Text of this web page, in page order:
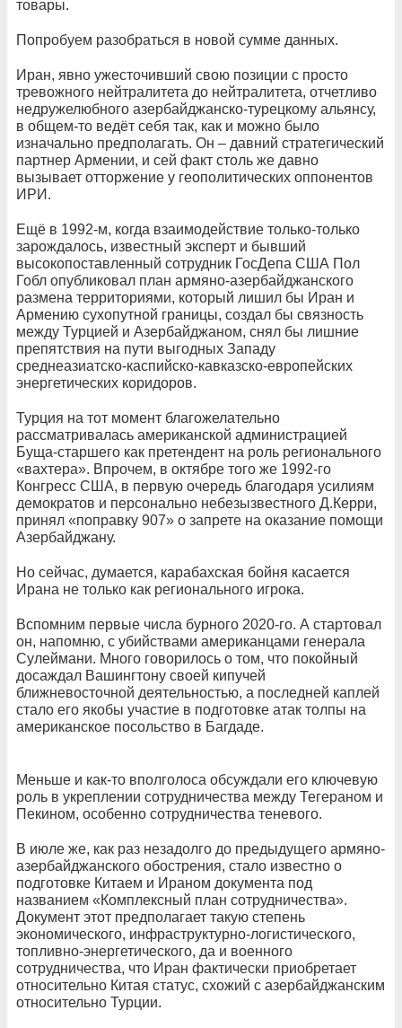
товары.
Попробуем разобраться в новой сумме данных.
Иран, явно ужесточивший свою позиции с просто
тревожного нейтралитета до нейтралитета, отчетливо
недружелюбного азербайджанско-турецкому альянсу,
в общем-то ведёт себя так, как и можно было
изначально предполагать. Он – давний стратегический
партнер Армении, и сей факт столь же давно
вызывает отторжение у геополитических оппонентов
ИРИ.
Ещё в 1992-м, когда взаимодействие только-только
зарождалось, известный эксперт и бывший
высокопоставленный сотрудник ГосДепа США Пол
Гобл опубликовал план армяно-азербайджанского
размена территориями, который лишил бы Иран и
Армению сухопутной границы, создал бы связность
между Турцией и Азербайджаном, снял бы лишние
препятствия на пути выгодных Западу
среднеазиатско-каспийско-кавказско-европейских
энергетических коридоров.
Турция на тот момент благожелательно
рассматривалась американской администрацией
Буща-старшего как претендент на роль регионального
«вахтера». Впрочем, в октябре того же 1992-го
Конгресс США, в первую очередь благодаря усилиям
демократов и персонально небезызвестного Д.Керри,
принял «поправку 907» о запрете на оказание помощи
Азербайджану.
Но сейчас, думается, карабахская бойня касается
Ирана не только как регионального игрока.
Вспомним первые числа бурного 2020-го. А стартовал
он, напомню, с убийствами американцами генерала
Сулеймани. Много говорилось о том, что покойный
досаждал Вашингтону своей кипучей
ближневосточной деятельностью, а последней каплей
стало его якобы участие в подготовке атак толпы на
американское посольство в Багдаде.
Меньше и как-то вполголоса обсуждали его ключевую
роль в укреплении сотрудничества между Тегераном и
Пекином, особенно сотрудничества теневого.
В июле же, как раз незадолго до предыдущего армяно-
азербайджанского обострения, стало известно о
подготовке Китаем и Ираном документа под
названием «Комплексный план сотрудничества».
Документ этот предполагает такую степень
экономического, инфраструктурно-логистического,
топливно-энергетического, да и военного
сотрудничества, что Иран фактически приобретает
относительно Китая статус, схожий с азербайджанским
относительно Турции.